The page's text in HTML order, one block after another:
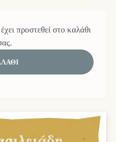
προστεθεί στο καλάθι